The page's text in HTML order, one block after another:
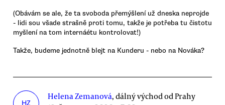
(Obávám se ale, že ta svoboda přemýšlení už dneska neprojde
- lidi sou všade strašně proti tomu, takže je potřeba tu čistotu
myšlení na tom internáétu kontrolovat!)
Takže, budeme jednotně blejt na Kunderu - nebo na Nováka?
Helena Zemanová, dálný východ od Prahy